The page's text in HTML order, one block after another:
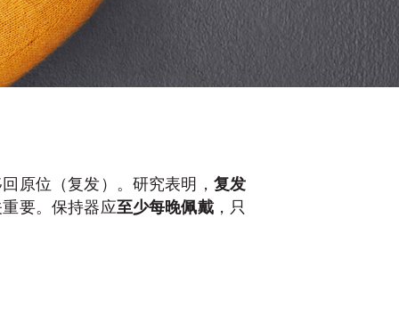
原位（复发）。研究表明， 复发
要。保持器应至少每晚佩戴，只